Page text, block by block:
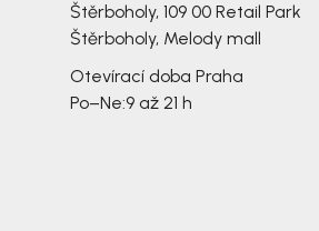
Štěrboholy, 109 00 Retail Park
Štěrboholy, Melody mall
Otevírací doba Praha
Po–Ne:9 až 21 h